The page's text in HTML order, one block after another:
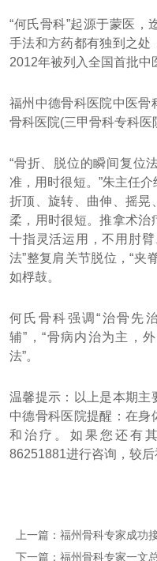
“何氏骨科”起源于蒙医，
手法和方药都有独到之处
2012年被列入全国首批中
福州中德骨科医院中医骨
骨科医院(三甲骨科专科医
“骨折、脱位的瞬间复位
准，用时很短。”朱主任
折顶、旋转、曲伸、摇晃
柔，用时很短。推拿术治
十指灵活运用，不用肘
法”整复肩关节脱位，“夹
如桴鼓。
何氏骨科强调“治骨先
辅”，“骨病内治为主，
法”。
温馨提示：以上是本期主
中德骨科医院提醒：在身
和治疗。如果您还有
86251881进行咨询，较
上一篇：福州骨科专家成功
下一篇：福州骨科专家一文